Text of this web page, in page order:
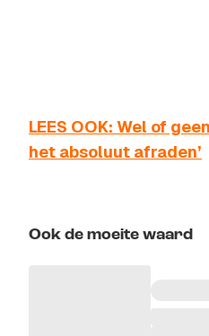
LEES OOK: Wel of
het absoluut afraden’
Ook de moeite waard